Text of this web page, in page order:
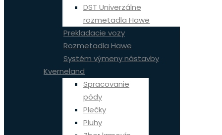
DST Univerzálne
rozmetadla Hawe
Prekladacie vozy
Rozmetadla Hawe
Systém výmeny nástavby
Kverneland
Spracovanie
pôdy
Plečky
Pluhy